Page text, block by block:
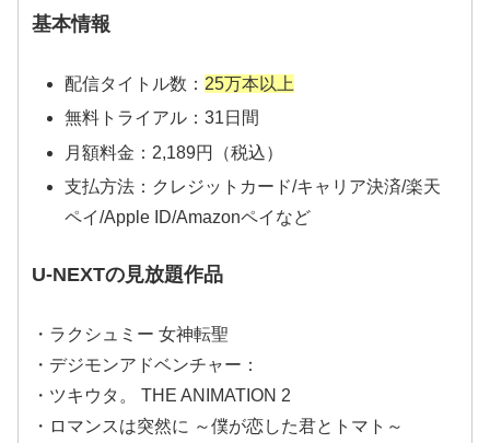
基本情報
配信タイトル数： 25万本以上
無料トライアル：31日間
月額料金：2,189円（税込）
支払方法：クレジットカード/キャリア決済/楽天
ペイ/Apple ID/Amazonペイなど
U-NEXTの見放題作品
・ラクシュミー 女神転聖
・デジモンアドベンチャー：
・ツキウタ。 THE ANIMATION 2
・ロマンスは突然に ～僕が恋した君とトマト～